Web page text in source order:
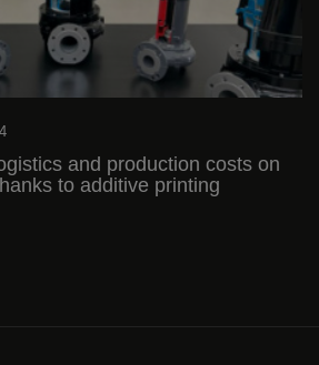
and production costs on
to additive printing